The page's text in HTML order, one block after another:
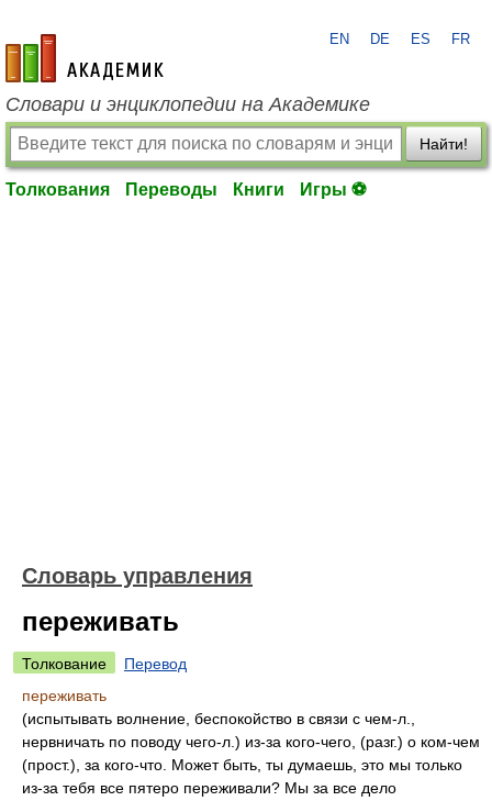
academic.ru
EN DE ES FR
Словари и энциклопедии на Академике
Найти!
Толкования Переводы Книги Игры ⚽
Словарь управления
переживать
Толкование
Перевод
переживать
(испытывать волнение, беспокойство в связи с чем-л.,
нервничать по поводу чего-л.) из-за кого-чего, (разг.) о ком-чем
(прост.), за кого-что. Может быть, ты думаешь, это мы только
из-за тебя все пятеро переживали? Мы за все дело